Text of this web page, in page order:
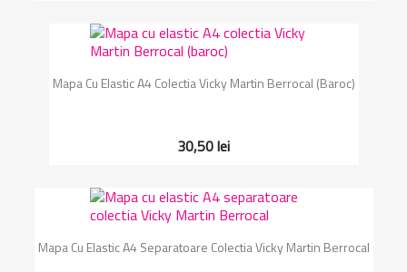
Mapa Cu Elastic A4 Colectia Vicky Martin Berrocal (baroc)
30,50 lei
Mapa Cu Elastic A4 Separatoare Colectia Vicky Martin Berrocal